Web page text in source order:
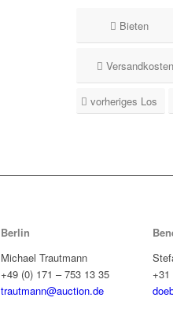
Bieten
vorheriges Los
Berlin
Michael Trautmann
+49 (0) 171 – 753 13 35
trautmann@auction.de
+31